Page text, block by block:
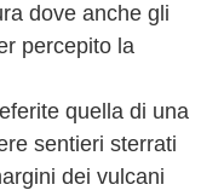
dove anche gli
percepito la
quella di una
sentieri sterrati
dei vulcani